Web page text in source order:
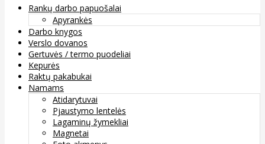
Rankų darbo papuošalai
Apyrankės
Darbo knygos
Verslo dovanos
Gertuvės / termo puodeliai
Kepurės
Raktų pakabukai
Namams
Atidarytuvai
Pjaustymo lentelės
Lagaminų žymekliai
Magnetai